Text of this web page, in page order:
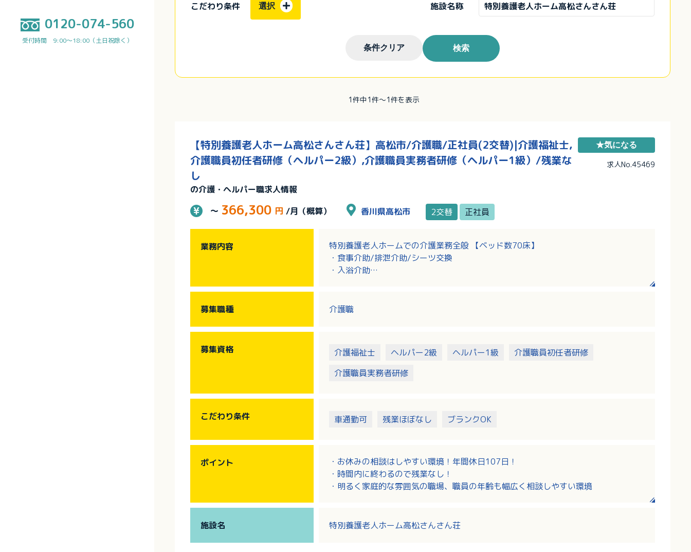
0120-074-560
受付時間 9:00～18:00（土日祝除く）
こだわり条件 選択 施設名称
条件クリア 検索
1件中1件～1件を表示
【特別養護老人ホーム高松さんさん荘】高松市/介護職/正社員(2交替)|介護福祉士,
介護職員初任者研修（ヘルパー2級）,介護職員実務者研修（ヘルパー1級）/残業な
し
の介護・ヘルパー職求人情報
～ 366,300 円 /月（概算） 香川県高松市 2交替 正社員
★気になる
求人No.45469
業務内容
特別養護老人ホームでの介護業務全般 【ベッド数70床】
・食事介助/排泄介助/シーツ交換
・入浴介助
・外出レク 有
募集職種 介護職
募集資格 介護福祉士 ヘルパー2級 ヘルパー1級
介護職員初任者研修
介護職員実務者研修
こだわり条件 車通勤可 残業ほぼなし ブランクOK
ポイント
・お休みの相談はしやすい環境！年間休日107日！
・時間内に終わるので残業なし！
・明るく家庭的な雰囲気の職場、職員の年齢も幅広く相談しやすい環境
施設名 特別養護老人ホーム高松さんさん荘